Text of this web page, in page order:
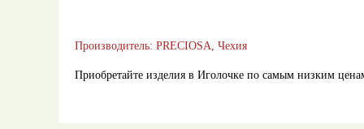
Производитель: PRECIOSA, Чехия
Приобретайте изделия в Иголочке по самым низким